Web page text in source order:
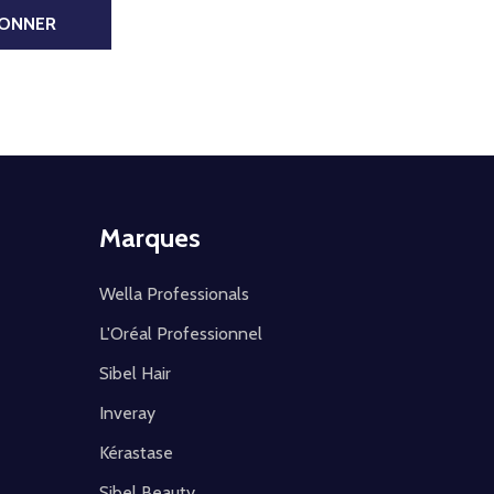
Marques
Wella Professionals
L'Oréal Professionnel
Sibel Hair
Inveray
Kérastase